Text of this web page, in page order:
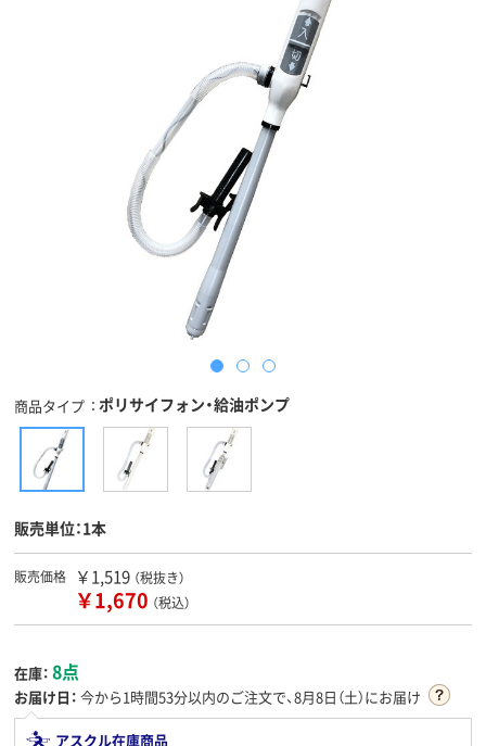
商品タイプ ポリサイフォン・給油ポンプ
販売単位：1本
販売価格 ￥1,519 （税抜き）
￥1,670 （税込）
在庫： 8点
お届け日： 今から1時間53分以内のご注文で、8月8日（土）にお届け
アスクル在庫商品